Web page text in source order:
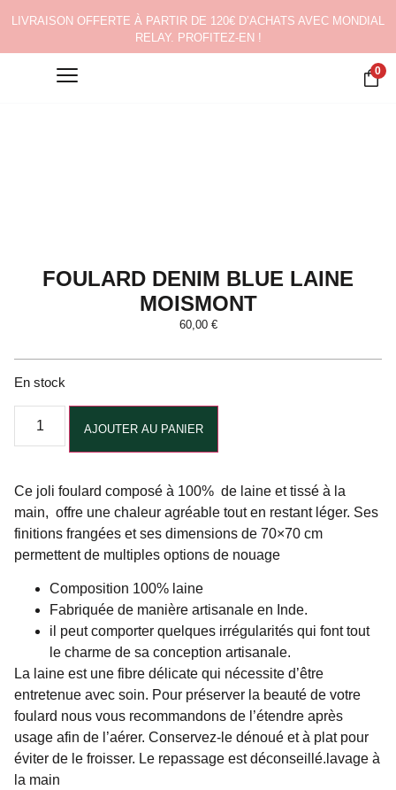
LIVRAISON OFFERTE À PARTIR DE 120€ D’ACHATS AVEC MONDIAL
RELAY. PROFITEZ-EN !
0
FOULARD DENIM BLUE LAINE
MOISMONT
60,00 €
En stock
AJOUTER AU PANIER
Ce joli foulard composé à 100% de laine et tissé à la
main, offre une chaleur agréable tout en restant léger. Ses
finitions frangées et ses dimensions de 70×70 cm
permettent de multiples options de nouage
Composition 100% laine
Fabriquée de manière artisanale en Inde.
il peut comporter quelques irrégularités qui font tout
le charme de sa conception artisanale.
La laine est une fibre délicate qui nécessite d’être
entretenue avec soin. Pour préserver la beauté de votre
foulard nous vous recommandons de l’étendre après
usage afin de l’aérer. Conservez-le dénoué et à plat pour
éviter de le froisser. Le repassage est déconseillé.lavage à
la main